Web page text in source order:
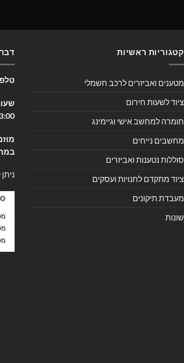
קטגוריות ראשיות
מטענים ואביזרים לרכב חשמלי
ציוד לשעות חירום
חומרה למחשב אישי וגיימינג
מחשבים נייחים
סוללות נטענות ואביזרים
ציוד מתקדם לחנויות ועסקים
מעבדת תיקונים
שונות